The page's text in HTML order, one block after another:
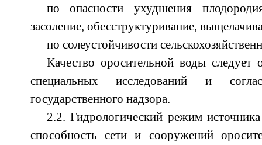
по опасности ухудшения
засоление, обесструктуривание,
по солеустойчивости
Качество оросительной воды следует
специальных исследований и
государственного надзора.
2.2. Гидрологический режим
способность сети и сооружений